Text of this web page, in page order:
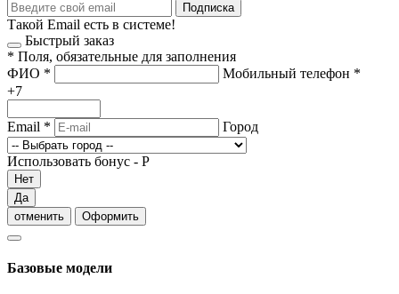
Подписка
Такой Email есть в системе!
Быстрый заказ
* Поля, обязательные для заполнения
ФИО * Мобильный телефон *
+7
Email * Город
Использовать бонус - Р
Нет
Да
отменить
Оформить
Базовые модели